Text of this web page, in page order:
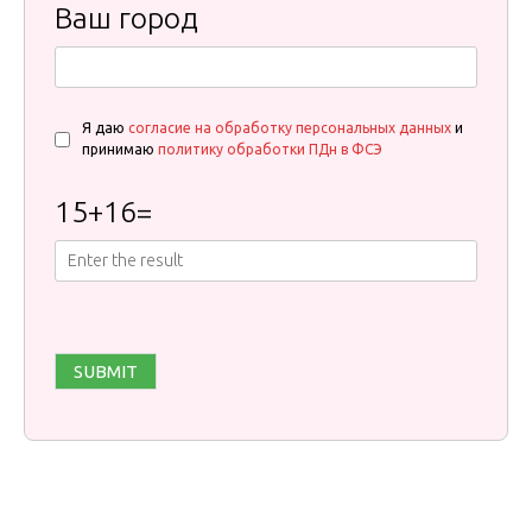
Ваш город
Я даю согласие на обработку персональных данных и
принимаю политику обработки ПДн в ФСЭ
15+16=